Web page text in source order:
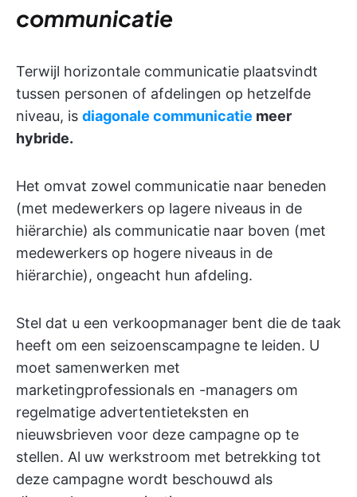
communicatie
Terwijl horizontale communicatie plaatsvindt
tussen personen of afdelingen op hetzelfde
niveau, is diagonale communicatie meer
hybride.
Het omvat zowel communicatie naar beneden
(met medewerkers op lagere niveaus in de
hiërarchie) als communicatie naar boven (met
medewerkers op hogere niveaus in de
hiërarchie), ongeacht hun afdeling.
Stel dat u een verkoopmanager bent die de taak
heeft om een seizoenscampagne te leiden. U
moet samenwerken met
marketingprofessionals en -managers om
regelmatige advertentieteksten en
nieuwsbrieven voor deze campagne op te
stellen. Al uw werkstroom met betrekking tot
deze campagne wordt beschouwd als